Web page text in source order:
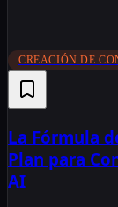
CREACIÓN DE
La Fórmula
Plan para
AI